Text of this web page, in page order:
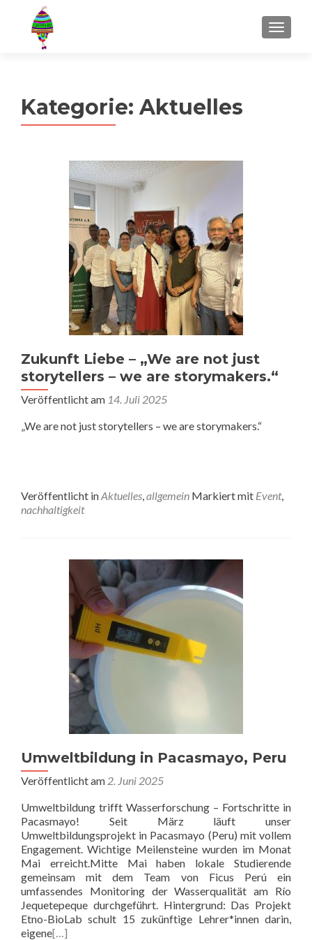
MENU
Kategorie: Aktuelles
Zukunft Liebe – „We are not just
storytellers – we are storymakers.“
Veröffentlicht am 14. Juli 2025
„We are not just storytellers – we are storymakers.“
Veröffentlicht inAktuelles,allgemein Markiert mit Event,
nachhaltigkeit
Umweltbildung in Pacasmayo, Peru
Veröffentlicht am 2. Juni 2025
Umweltbildung trifft Wasserforschung – Fortschritte in
Pacasmayo! Seit März läuft unser
Umweltbildungsprojekt in Pacasmayo (Peru) mit vollem
Engagement. Wichtige Meilensteine wurden im Monat
Mai erreicht.Mitte Mai haben lokale Studierende
gemeinsam mit dem Team von Ficus Perú ein
umfassendes Monitoring der Wasserqualität am Río
Jequetepeque durchgeführt. Hintergrund: Das Projekt
Etno-BioLab schult 15 zukünftige Lehrer*innen darin,
eigene[…]